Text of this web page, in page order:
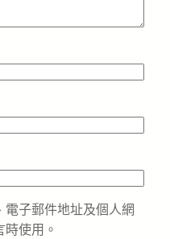
電子郵件地址及個人網
使用。